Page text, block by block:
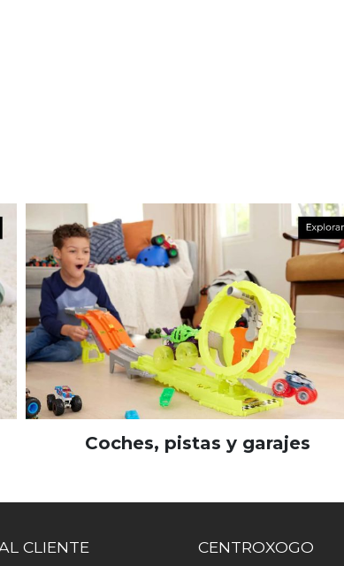
Coches, pistas y garajes
CLIENTE CENTROXOGO